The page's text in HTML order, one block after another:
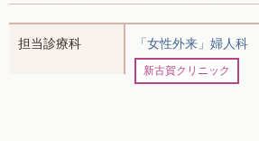
担当診療科 「女性外来」婦人科
新古賀クリニック